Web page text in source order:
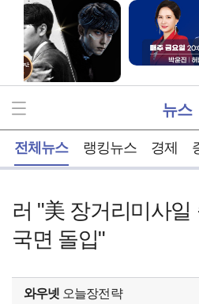
뉴스
전체뉴스 랭킹뉴스 경제
러 "美 장거리미사
국면 돌입"
와우넷 오늘장전략